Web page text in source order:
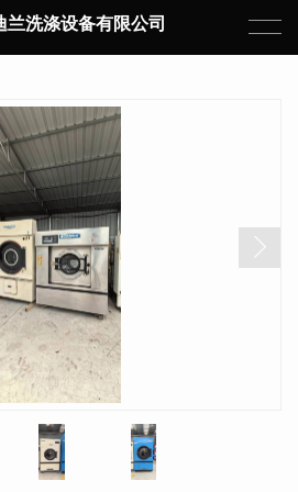
兰洗涤设备有限公司